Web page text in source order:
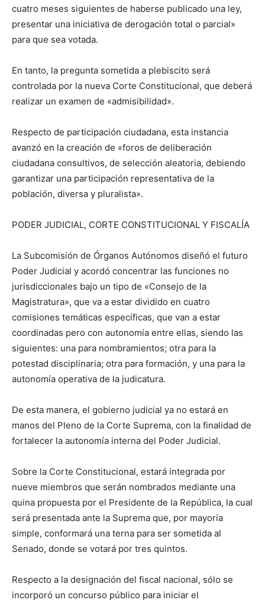
cuatro meses siguientes de haberse publicado una ley,
presentar una iniciativa de derogación total o parcial»
para que sea votada.
En tanto, la pregunta sometida a plebiscito será
controlada por la nueva Corte Constitucional, que deberá
realizar un examen de «admisibilidad».
Respecto de participación ciudadana, esta instancia
avanzó en la creación de «foros de deliberación
ciudadana consultivos, de selección aleatoria, debiendo
garantizar una participación representativa de la
población, diversa y pluralista».
PODER JUDICIAL, CORTE CONSTITUCIONAL Y FISCALÍA
La Subcomisión de Órganos Autónomos diseñó el futuro
Poder Judicial y acordó concentrar las funciones no
jurisdiccionales bajo un tipo de «Consejo de la
Magistratura», que va a estar dividido en cuatro
comisiones temáticas específicas, que van a estar
coordinadas pero con autonomía entre ellas, siendo las
siguientes: una para nombramientos; otra para la
potestad disciplinaria; otra para formación, y una para la
autonomía operativa de la judicatura.
De esta manera, el gobierno judicial ya no estará en
manos del Pleno de la Corte Suprema, con la finalidad de
fortalecer la autonomía interna del Poder Judicial.
Sobre la Corte Constitucional, estará integrada por
nueve miembros que serán nombrados mediante una
quina propuesta por el Presidente de la República, la cual
será presentada ante la Suprema que, por mayoría
simple, conformará una terna para ser sometida al
Senado, donde se votará por tres quintos.
Respecto a la designación del fiscal nacional, sólo se
incorporó un concurso público para iniciar el